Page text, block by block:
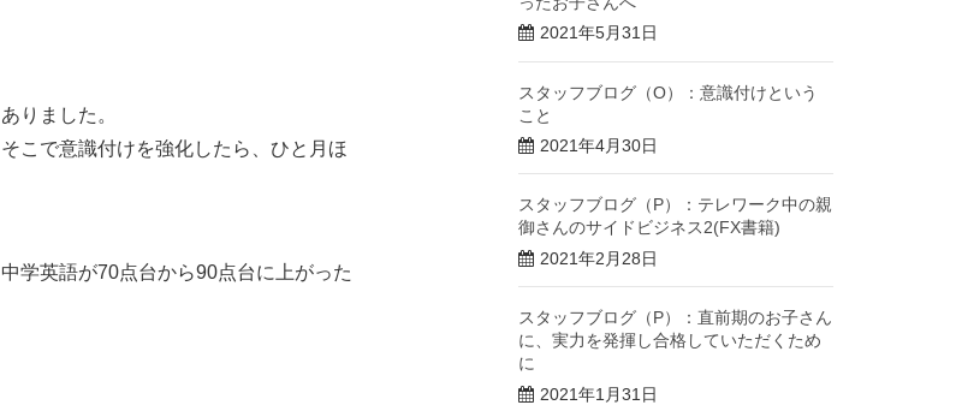
りました。
こで意識付けを強化したら、ひと月ほ
学英語が70点台から90点台に上がった
2021年5月31日
スタッフブログ（O）：意識付けという
こと
2021年4月30日
スタッフブログ（P）：テレワーク中の親
御さんのサイドビジネス2(FX書籍)
2021年2月28日
スタッフブログ（P）：直前期のお子さん
に、実力を発揮し合格していただくため
に
2021年1月31日